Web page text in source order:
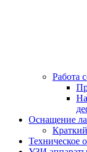
Работа
Оснащение
Техническое